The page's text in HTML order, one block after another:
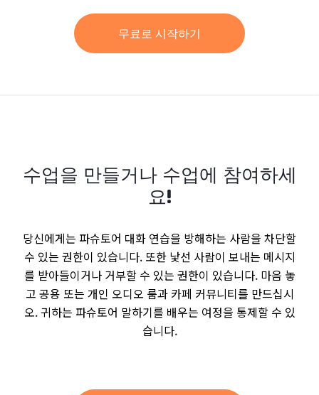
무료로 시작하기
수업을 만들거나 수업에 참여하세
요!
당신에게는 파슈토어 대화 연습을 방해하는 사람을 차단할
수 있는 권한이 있습니다. 또한 낯선 사람이 보내는 메시지
를 받아들이거나 거부할 수 있는 권한이 있습니다. 마음 놓
고 공용 또는 개인 오디오 룸과 카페 커뮤니티를 만드십시
오. 귀하는 파슈토어 말하기를 배우는 여정을 통제할 수 있
습니다.